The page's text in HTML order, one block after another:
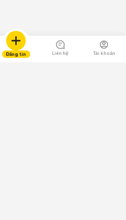
Đăng tin Liên hệ Tài khoản